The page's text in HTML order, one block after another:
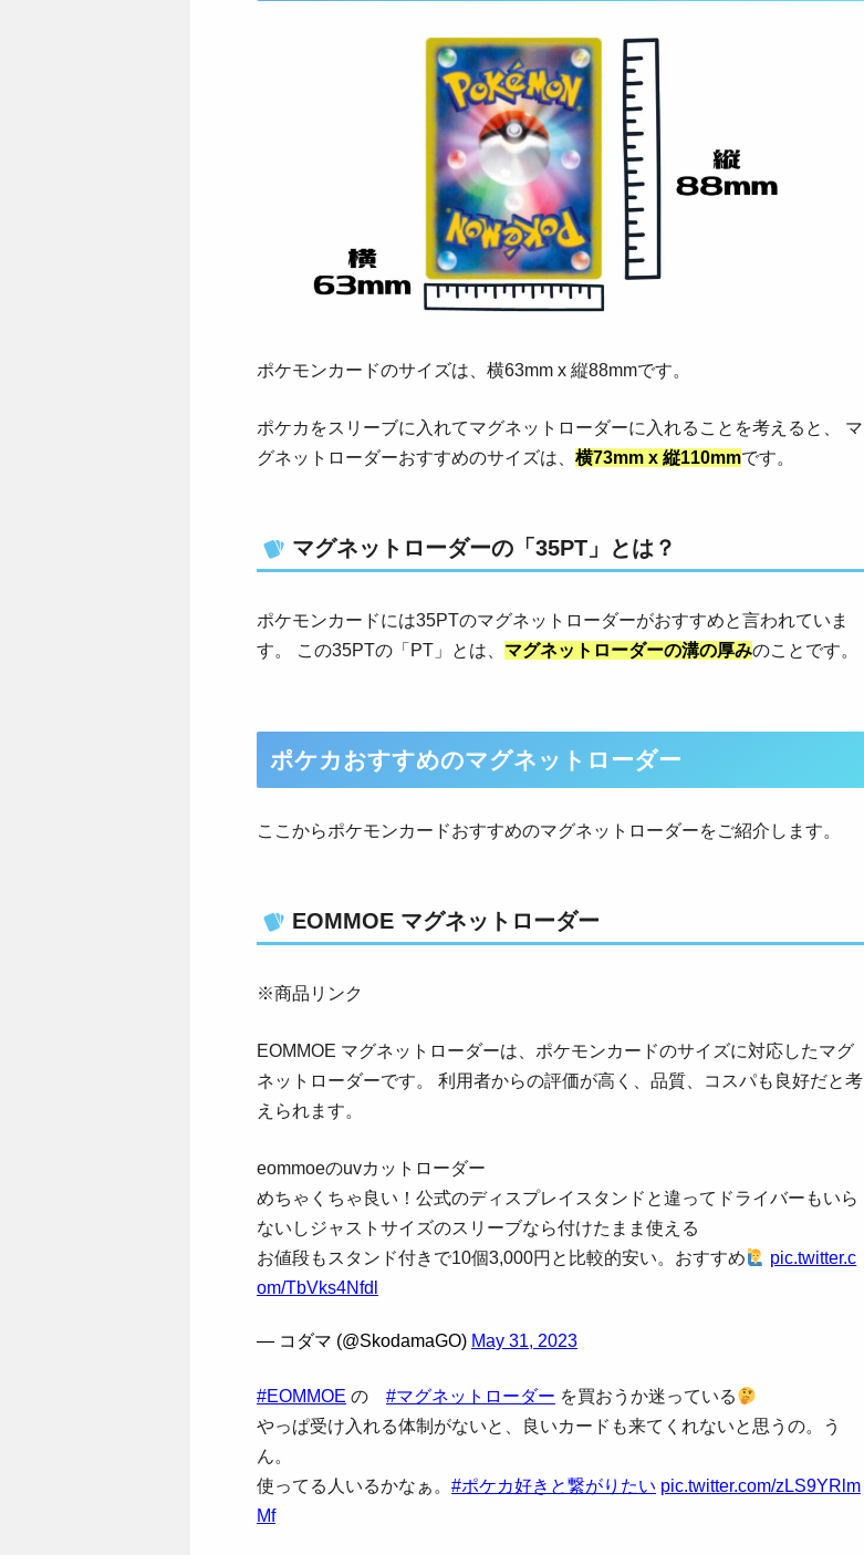
ポケモンカードのサイズは、横63mm x 縦88mmです。
ポケカをスリーブに入れてマグネットローダーに入れることを考えると、 マ
グネットローダーおすすめのサイズは、 横73mm x 縦110mmです。
マグネットローダーの「35PT」とは？
ポケモンカードには35PTのマグネットローダーがおすすめと言われていま
す。 この35PTの「PT」とは、 マグネットローダーの溝の厚みのことです。
ポケカおすすめのマグネットローダー
ここからポケモンカードおすすめのマグネットローダーをご紹介します。
EOMMOE マグネットローダー
※商品リンク
EOMMOE マグネットローダーは、ポケモンカードのサイズに対応したマグ
ネットローダーです。 利用者からの評価が高く、品質、コスパも良好だと考
えられます。
eommoeのuvカットローダー
めちゃくちゃ良い！公式のディスプレイスタンドと違ってドライバーもいら
ないしジャストサイズのスリーブなら付けたまま使える
お値段もスタンド付きで10個3,000円と比較的安い。おすすめ
pic.twitter.c
om/TbVks4Nfdl
— コダマ (@SkodamaGO) May 31, 2023
#EOMMOE の #マグネットローダー を買おうか迷っている
やっぱ受け入れる体制がないと、良いカードも来てくれないと思うの。う
ん。
使ってる人いるかなぁ。 #ポケカ好きと繋がりたい pic.twitter.com/zLS9YRlm
Mf